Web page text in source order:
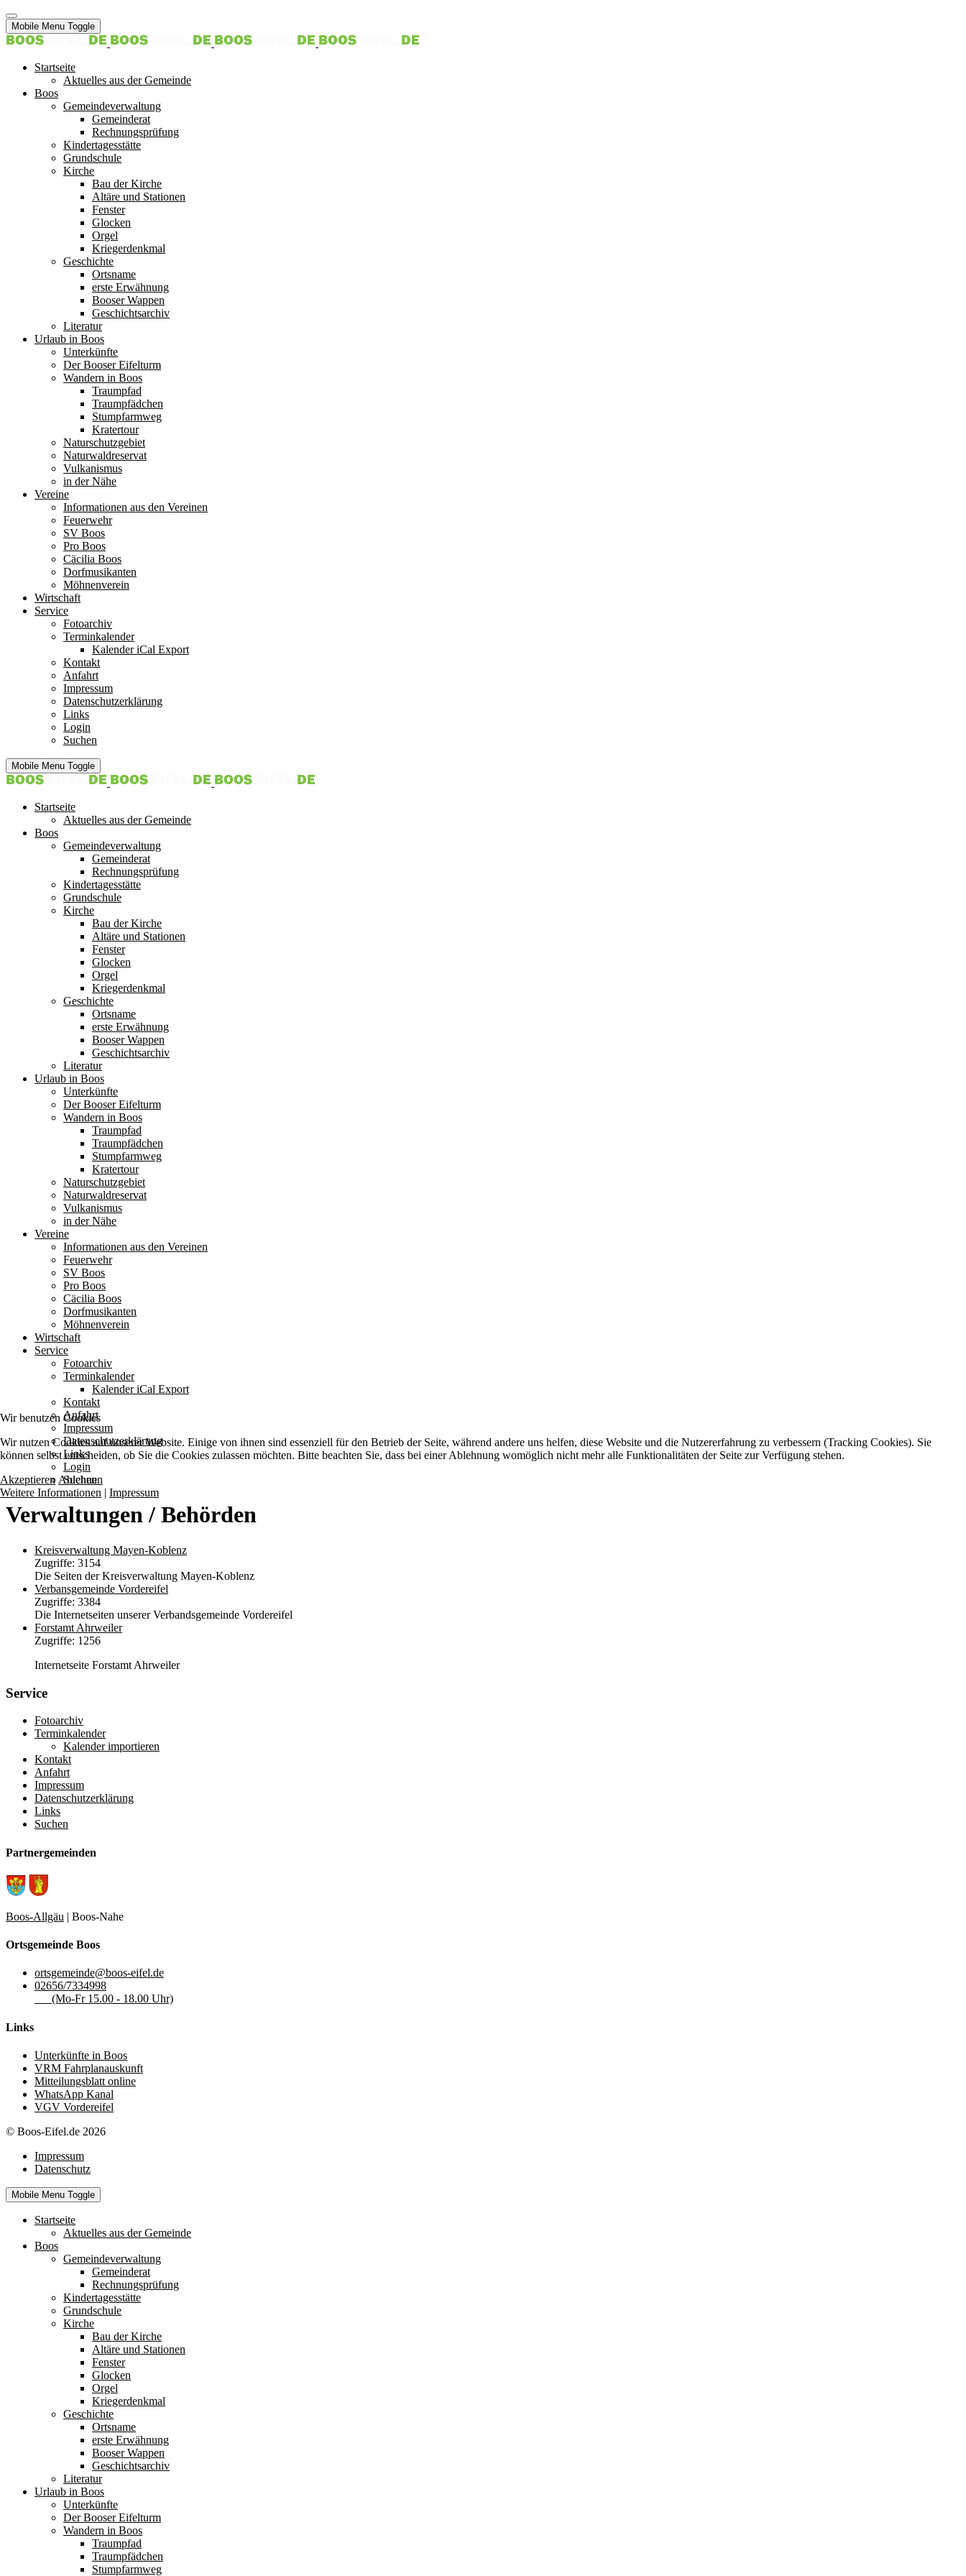
Mobile Menu Toggle
Startseite
Aktuelles aus der Gemeinde
Boos
Gemeindeverwaltung
Gemeinderat
Rechnungsprüfung
Kindertagesstätte
Grundschule
Kirche
Bau der Kirche
Altäre und Stationen
Fenster
Glocken
Orgel
Kriegerdenkmal
Geschichte
Ortsname
erste Erwähnung
Booser Wappen
Geschichtsarchiv
Literatur
Urlaub in Boos
Unterkünfte
Der Booser Eifelturm
Wandern in Boos
Traumpfad
Traumpfädchen
Stumpfarmweg
Kratertour
Naturschutzgebiet
Naturwaldreservat
Vulkanismus
in der Nähe
Vereine
Informationen aus den Vereinen
Feuerwehr
SV Boos
Pro Boos
Cäcilia Boos
Dorfmusikanten
Möhnenverein
Wirtschaft
Service
Fotoarchiv
Terminkalender
Kalender iCal Export
Kontakt
Anfahrt
Impressum
Datenschutzerklärung
Links
Login
Suchen
Mobile Menu Toggle
Startseite
Aktuelles aus der Gemeinde
Boos
Gemeindeverwaltung
Gemeinderat
Rechnungsprüfung
Kindertagesstätte
Grundschule
Kirche
Bau der Kirche
Altäre und Stationen
Fenster
Glocken
Orgel
Kriegerdenkmal
Geschichte
Ortsname
erste Erwähnung
Booser Wappen
Geschichtsarchiv
Literatur
Urlaub in Boos
Unterkünfte
Der Booser Eifelturm
Wandern in Boos
Traumpfad
Traumpfädchen
Stumpfarmweg
Kratertour
Naturschutzgebiet
Naturwaldreservat
Vulkanismus
in der Nähe
Vereine
Informationen aus den Vereinen
Feuerwehr
SV Boos
Pro Boos
Cäcilia Boos
Dorfmusikanten
Möhnenverein
Wirtschaft
Service
Fotoarchiv
Terminkalender
Kalender iCal Export
Kontakt
Anfahrt
Impressum
Datenschutzerklärung
Links
Login
Suchen
Verwaltungen / Behörden
Kreisverwaltung Mayen-Koblenz
Zugriffe: 3154
Die Seiten der Kreisverwaltung Mayen-Koblenz
Verbansgemeinde Vordereifel
Zugriffe: 3384
Die Internetseiten unserer Verbandsgemeinde Vordereifel
Forstamt Ahrweiler
Zugriffe: 1256
Internetseite Forstamt Ahrweiler
Service
Fotoarchiv
Terminkalender
Kalender importieren
Kontakt
Anfahrt
Impressum
Datenschutzerklärung
Links
Suchen
Partnergemeinden
Boos-Allgäu | Boos-Nahe
Ortsgemeinde Boos
ortsgemeinde@boos-eifel.de
02656/7334998
(Mo-Fr 15.00 - 18.00 Uhr)
Links
Unterkünfte in Boos
VRM Fahrplanauskunft
Mitteilungsblatt online
WhatsApp Kanal
VGV Vordereifel
© Boos-Eifel.de 2026
Impressum
Datenschutz
Mobile Menu Toggle
Startseite
Aktuelles aus der Gemeinde
Boos
Gemeindeverwaltung
Gemeinderat
Rechnungsprüfung
Kindertagesstätte
Grundschule
Kirche
Bau der Kirche
Altäre und Stationen
Fenster
Glocken
Orgel
Kriegerdenkmal
Geschichte
Ortsname
erste Erwähnung
Booser Wappen
Geschichtsarchiv
Literatur
Urlaub in Boos
Unterkünfte
Der Booser Eifelturm
Wandern in Boos
Traumpfad
Traumpfädchen
Stumpfarmweg
Wir benutzen Cookies
Wir nutzen Cookies auf unserer Website. Einige von ihnen sind essenziell für den Betrieb der Seite, während andere uns helfen, diese Website und die Nutzererfahrung zu verbessern (Tracking Cookies). Sie
können selbst entscheiden, ob Sie die Cookies zulassen möchten. Bitte beachten Sie, dass bei einer Ablehnung womöglich nicht mehr alle Funktionalitäten der Seite zur Verfügung stehen.
Akzeptieren Ablehnen
Weitere Informationen | Impressum